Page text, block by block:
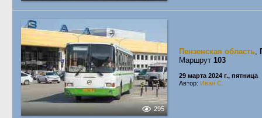
295
Пензенская область,
Маршрут 103
29 марта 2024 г., пятница
Автор: Иван С.